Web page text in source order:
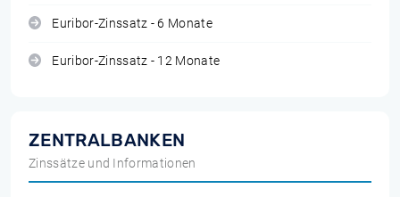
Euribor-Zinssatz - 6 Monate
Euribor-Zinssatz - 12 Monate
ZENTRALBANKEN
Zinssätze und Informationen